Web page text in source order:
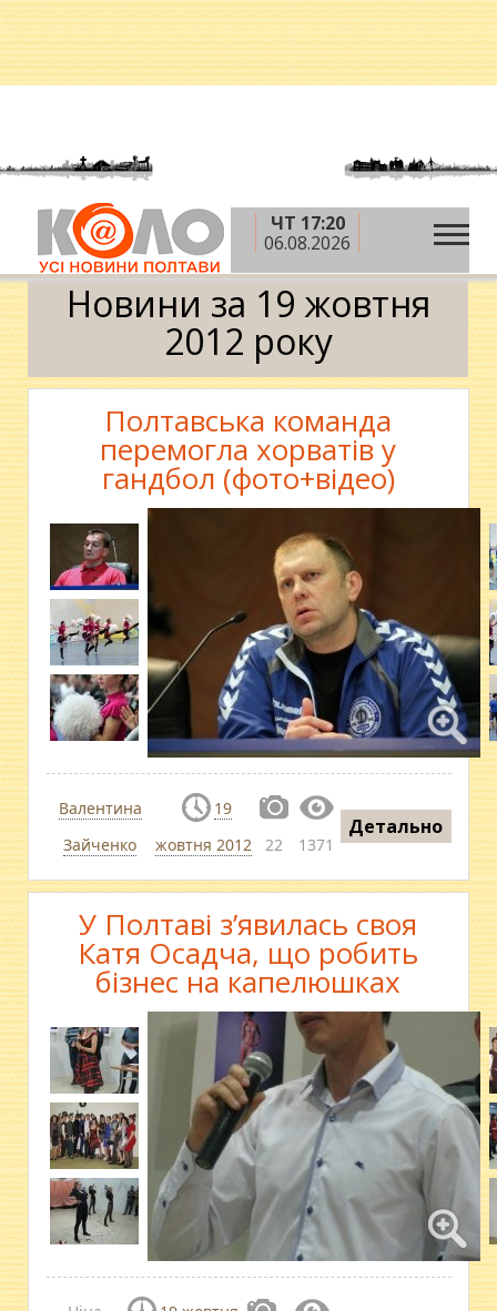
ЧТ 17:20
06.08.2026
Головна » 2012 рік » жовтень »19 жовтня
Календар
Новини за 19 жовтня
2012 року
Полтавська команда
перемогла хорватів у
гандбол (фото+відео)
Валентина
Зайченко
19
жовтня 2012
22 1371
Детально
У Полтаві з’явилась своя
Катя Осадча, що робить
бізнес на капелюшках